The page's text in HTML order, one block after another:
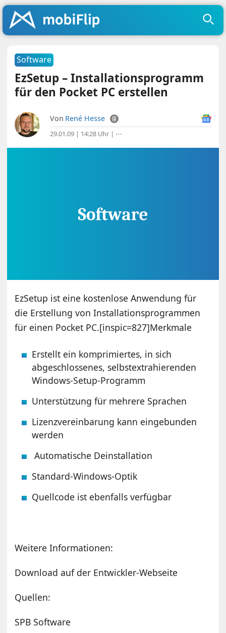
Software
EzSetup – Installationsprogramm
für den Pocket PC erstellen
Von René Hesse
29.01.09 | 14:28 Uhr | ⋯
EzSetup ist eine kostenlose Anwendung für
die Erstellung von Installationsprogrammen
für einen Pocket PC.[inspic=827]Merkmale
Erstellt ein komprimiertes, in sich
abgeschlossenes, selbstextrahierenden
Windows-Setup-Programm
Unterstützung für mehrere Sprachen
Lizenzvereinbarung kann eingebunden
werden
Automatische Deinstallation
Standard-Windows-Optik
Quellcode ist ebenfalls verfügbar
Weitere Informationen:
Download auf der Entwickler-Webseite
Quellen:
SPB Software